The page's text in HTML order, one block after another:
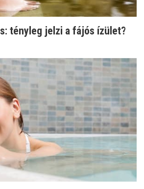
tényleg jelzi a fájós ízület?